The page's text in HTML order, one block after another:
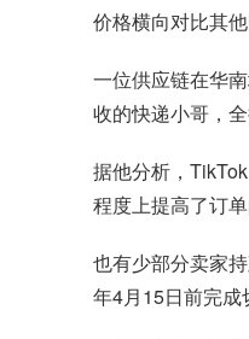
价格横向对比其
一位供应链在华
收的快递小哥，
据他分析，
程度上提高了订
也有少部分卖家
年4月15日前完成